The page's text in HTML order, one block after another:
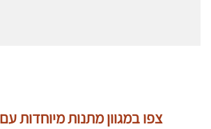
צפו במגוון מתנות מיוחדות